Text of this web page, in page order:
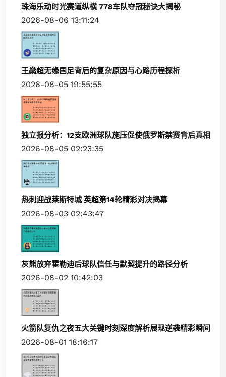
珠海乐动时光赛道纵横 778车队夺冠秘诀大揭秘
2026-08-06 13:11:24
王燊超无缘国足背后的复杂原因与心路历程探析
2026-08-05 19:55:55
独立报分析：12支欧洲球队施压促使俄罗斯禁赛背后真相
2026-08-05 02:23:35
热刺迎战莱斯特城 英超第14轮精彩对决揭幕
2026-08-03 02:43:47
灰熊放弃霍勒迪后球队信任与默契提升的路径分析
2026-08-02 10:42:03
火箭队复仇之夜五大关键时刻深度解析展现逆袭精彩瞬间
2026-08-01 18:16:17